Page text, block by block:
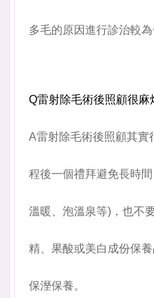
多毛的原因進行診治較為
Q雷射除毛術後照顧很麻
A雷射除毛術後照顧其實
程後一個禮拜避免長時
溫暖、泡溫泉等)，也不
精、果酸或美白成份保
保溼保養。